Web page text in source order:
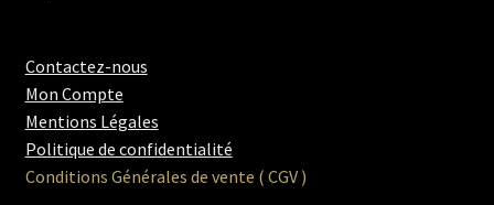
Contactez-nous
Mon Compte
Mentions Légales
Politique de confidentialité
Conditions Générales de vente ( CGV )